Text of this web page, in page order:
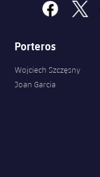
facebook
x
Porteros
Wojciech Szczęsny
Joan Garcia